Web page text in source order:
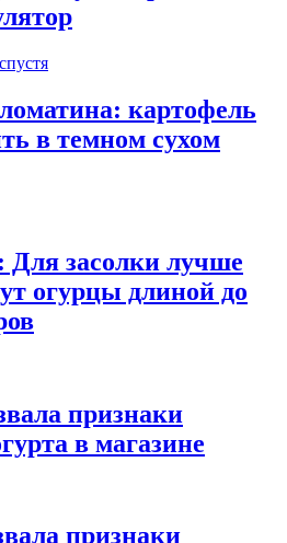
картофель
в темном сухом
Для засолки лучше
огурцы длиной до
признаки
в магазине
признаки